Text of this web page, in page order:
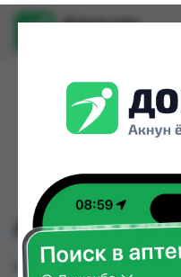
Доруи ман
АНТИБОЛЬ ГЕЛЬ